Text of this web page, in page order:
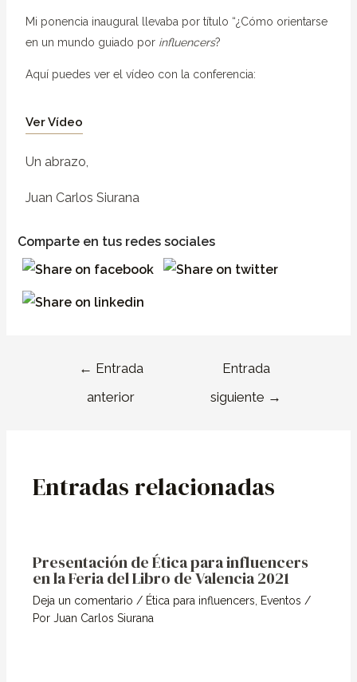
Mi ponencia inaugural llevaba por título “¿Cómo orientarse
en un mundo guiado por influencers?
Aquí puedes ver el vídeo con la conferencia:
Ver Vídeo
Un abrazo,
Juan Carlos Siurana
Comparte en tus redes sociales
← Entrada
anterior
Entrada
siguiente →
Entradas relacionadas
Presentación de Ética para influencers
en la Feria del Libro de Valencia 2021
Deja un comentario / Ética para influencers Eventos /
PorJuan Carlos Siurana